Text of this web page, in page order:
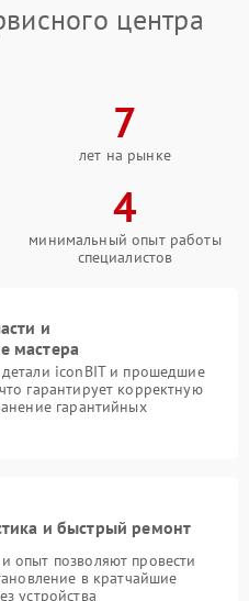
центра
7
лет на рынке
4
минимальный опыт работы
специалистов
и
мастера
iconBIT и прошедшие
гарантирует корректную
гарантийных
и быстрый ремонт
опыт позволяют провести
в кратчайшие
устройства